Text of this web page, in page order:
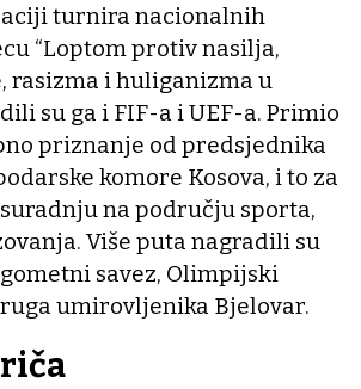
turnira nacionalnih
“Loptom protiv nasilja,
rasizma i huliganizma u
su ga i FIF-a i UEF-a. Primio
priznanje od predsjednika
komore Kosova, i to za
na području sporta,
Više puta nagradili su
savez, Olimpijski
umirovljenika Bjelovar.